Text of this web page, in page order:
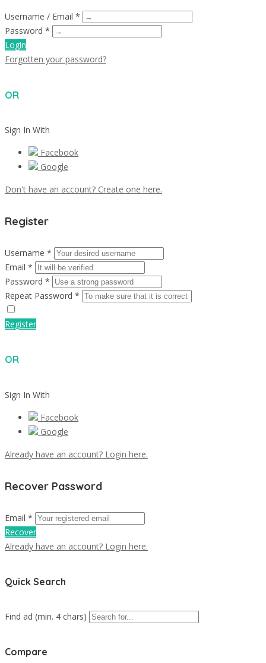
Username / Email *
Password *
Login
Forgotten your password?
OR
Sign In With
Facebook
Google
Don't have an account? Create one here.
Register
Username *
Email *
Password *
Repeat Password *
Register
OR
Sign In With
Facebook
Google
Already have an account? Login here.
Recover Password
Email *
Recover
Already have an account? Login here.
Quick Search
Find ad (min. 4 chars)
Compare